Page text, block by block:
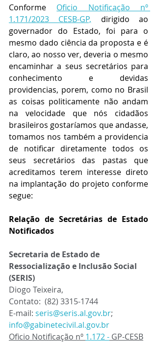
Conforme Oficio Notificação nº
1.171/2023 CESB-GP, dirigido ao
governador do Estado, foi para o
mesmo dado ciência da proposta e é
claro, ao nosso ver, deveria o mesmo
encaminhar a seus secretários para
conhecimento e devidas
providencias, porem, como no Brasil
as coisas politicamente não andam
na velocidade que nós cidadãos
brasileiros gostaríamos que andasse,
tomamos nos também a providencia
de notificar diretamente todos os
seus secretários das pastas que
acreditamos terem interesse direto
na implantação do projeto conforme
segue:
Relação de Secretárias de Estado
Notificados
Secretaria de Estado de
Ressocialização e Inclusão Social
(SERIS)
Diogo Teixeira,
Contato: (82) 3315-1744
E-mail: seris@seris.al.gov.br;
info@gabinetecivil.al.gov.br
Oficio Notificação nº 1.172 - GP-CESB